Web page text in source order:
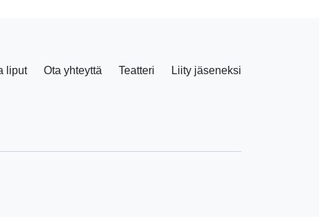
liput Ota yhteyttä Teatteri Liity jäseneksi